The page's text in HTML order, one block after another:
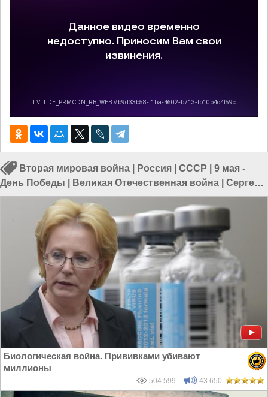
Вторая мировая война Россия СССР
9 мая -
День Победы
Великая Отечественная война
Сергей
Переслегин|Сравнительный анализ|Победа
Биологическая война. Прививками убивают
миллионы
504 599 43 650